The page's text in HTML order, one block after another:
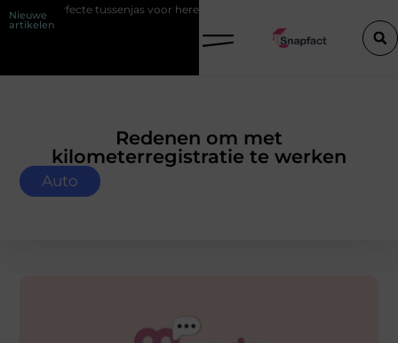
Nieuwe
artikelen
tussenjas voor heren 123theorie: Slim je theorie halen zonder
Redenen om met
kilometerregistratie te werken
Auto